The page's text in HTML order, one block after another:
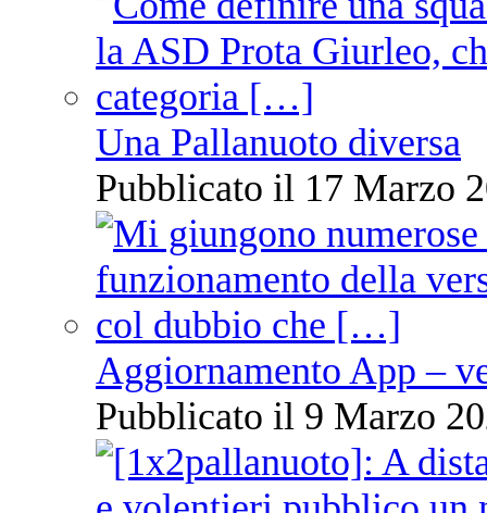
Una Pallanuoto diversa
Pubblicato il 17 Marzo
Aggiornamento App –
Pubblicato il 9 Marzo